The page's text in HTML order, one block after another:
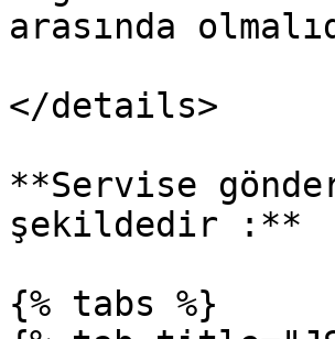
arasında
</details>
**Servise
şekildedir :**
{% tabs %}